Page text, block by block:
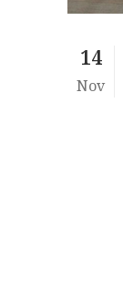
14
Nov